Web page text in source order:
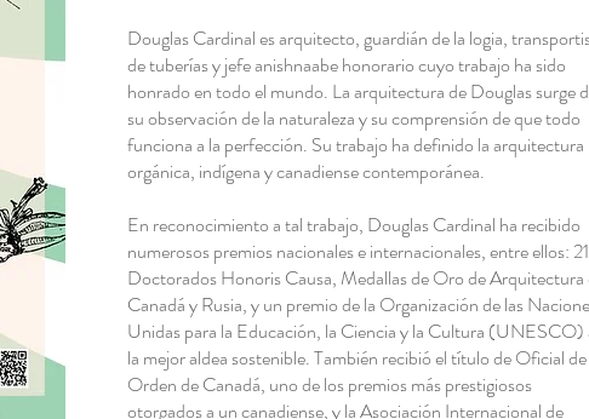
Douglas Cardinal es arquitecto, guardián de la logia,
de tuberías y jefe anishnaabe honorario cuyo trabajo ha sido
honrado en todo el mundo. La arquitectura de Douglas surge
su observación de la naturaleza y su comprensión de que todo
funciona a la perfección. Su trabajo ha definido la arquitectura
orgánica, indígena y canadiense contemporánea.
En reconocimiento a tal trabajo, Douglas Cardinal ha recibido
numerosos premios nacionales e internacionales, entre ellos: 21
Doctorados Honoris Causa, Medallas de Oro de Arquitectura
Canadá y Rusia, y un premio de la Organización de las
Unidas para la Educación, la Ciencia y la Cultura (UNESCO)
la mejor aldea sostenible. También recibió el título de Oficial de
Orden de Canadá, uno de los premios más prestigiosos
otorgados a un canadiense, y la Asociación Internacional de